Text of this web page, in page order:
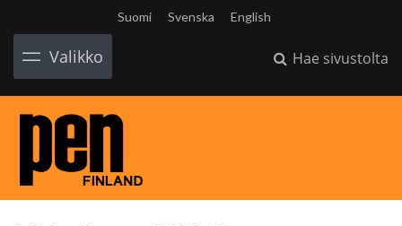
Suomi Svenska English
Valikko Hae sivustolta